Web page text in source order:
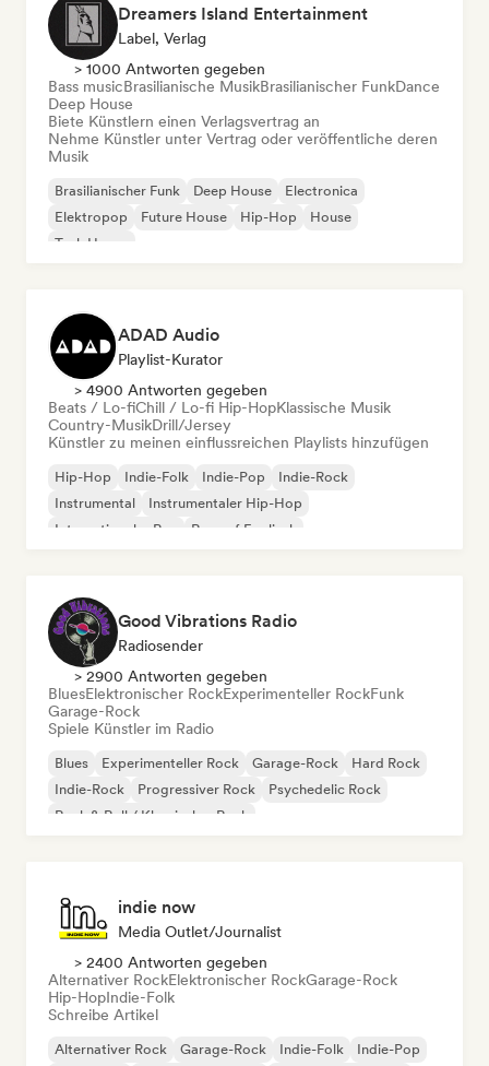
Dreamers Island Entertainment
Label, Verlag
> 1000 Antworten gegeben
Bass musicBrasilianische MusikBrasilianischer FunkDance
Deep House
Biete Künstlern einen Verlagsvertrag an
Nehme Künstler unter Vertrag oder veröffentliche deren
Musik
Brasilianischer Funk Deep House
Electronica
Elektropop
Future House Hip-Hop
House
Tech House
ADAD Audio
Playlist-Kurator
> 4900 Antworten gegeben
Beats / Lo-fiChill / Lo-fi Hip-HopKlassische Musik
Country-MusikDrill/Jersey
Künstler zu meinen einflussreichen Playlists hinzufügen
Hip-Hop Indie-Folk Indie-Pop
Indie-Rock
Instrumental
Instrumentaler Hip-Hop
Internationaler Rap
Rap auf Englisch
Good Vibrations Radio
Radiosender
> 2900 Antworten gegeben
BluesElektronischer RockExperimenteller RockFunk
Garage-Rock
Spiele Künstler im Radio
Blues Experimenteller Rock Garage-Rock
Hard Rock
Indie-Rock
Progressiver Rock
Psychedelic Rock
Rock & Roll / Klassischer Rock
indie now
Media Outlet/Journalist
> 2400 Antworten gegeben
Alternativer RockElektronischer RockGarage-Rock
Hip-HopIndie-Folk
Schreibe Artikel
Alternativer Rock Garage-Rock Indie-Folk
Indie-Pop